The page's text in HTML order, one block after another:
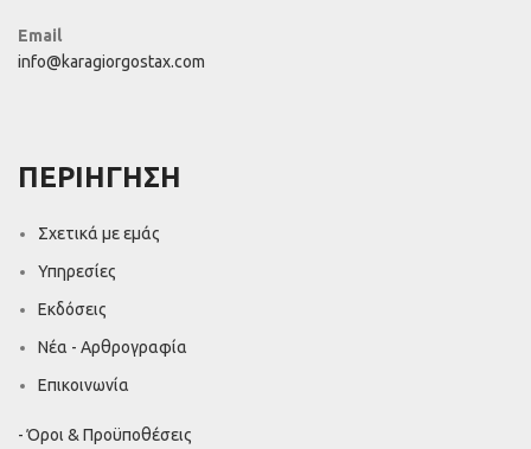
Email
info@karagiorgostax.com
ΠΕΡΙΗΓΗΣΗ
Σχετικά με εμάς
Υπηρεσίες
Εκδόσεις
Νέα - Αρθρογραφία
Επικοινωνία
- Όροι & Προϋποθέσεις